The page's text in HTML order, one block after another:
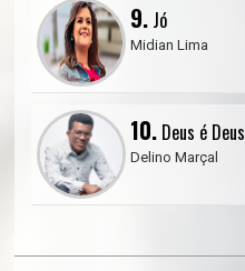
9. Jó
Midian Lima
10. Deus é Deus
Delino Marçal